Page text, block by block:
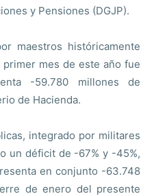
y Pensiones (DGJP).
maestros históricamente
mes de este año fue
-59.780 millones de
de Hacienda.
integrado por militares
un déficit de -67% y -45%,
en conjunto -63.748
de enero del presente